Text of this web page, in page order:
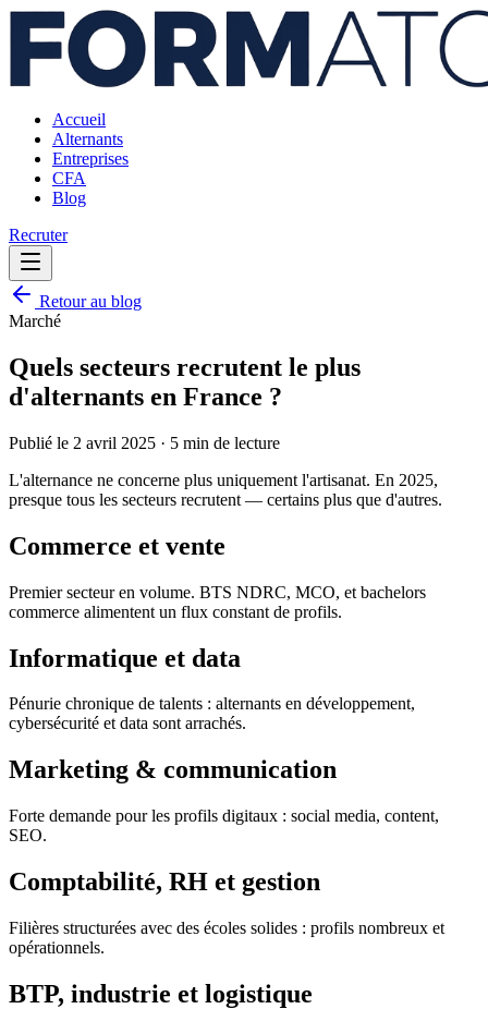
Accueil
Alternants
Entreprises
CFA
Blog
Recruter
Retour au blog
Marché
Quels secteurs recrutent le plus
d'alternants en France ?
Publié le 2 avril 2025 · 5 min de lecture
L'alternance ne concerne plus uniquement l'artisanat. En 2025,
presque tous les secteurs recrutent — certains plus que d'autres.
Commerce et vente
Premier secteur en volume. BTS NDRC, MCO, et bachelors
commerce alimentent un flux constant de profils.
Informatique et data
Pénurie chronique de talents : alternants en développement,
cybersécurité et data sont arrachés.
Marketing & communication
Forte demande pour les profils digitaux : social media, content,
SEO.
Comptabilité, RH et gestion
Filières structurées avec des écoles solides : profils nombreux et
opérationnels.
BTP, industrie et logistique